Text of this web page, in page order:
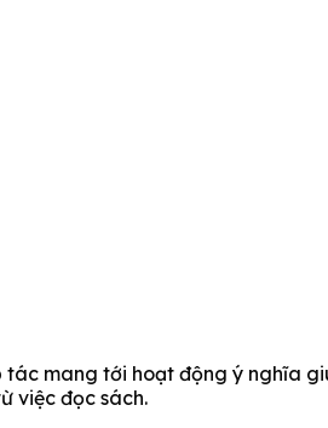
tác mang tới hoạt động ý nghĩa
việc đọc sách.